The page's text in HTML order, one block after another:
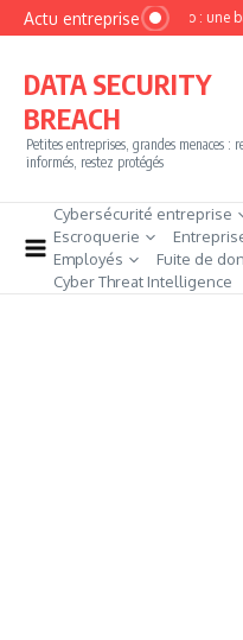
Aller au contenu
Actu entrepriseMyPhoto : une
DATA SECURITY
BREACH
Petites entreprises, grandes menaces :
informés, restez protégés
Cybersécurité entreprise
Escroquerie
Employés
Fuite de
Cyber Threat Intelligence